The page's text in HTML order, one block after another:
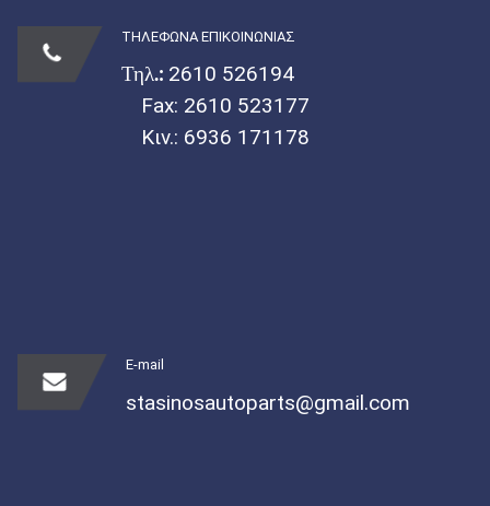
ΤΗΛΕΦΩΝΑ ΕΠΙΚΟΙΝΩΝΙΑΣ
Τηλ.: 2610 526194
Fax: 2610 523177
Κιν.: 6936 171178
E-mail
stasinosautoparts@gmail.com